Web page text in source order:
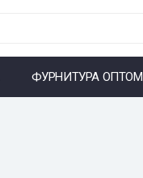
ФУРНИТУРА ОПТОМ